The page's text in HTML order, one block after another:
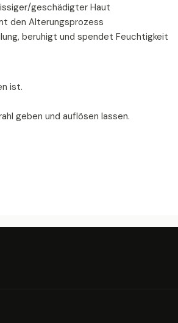
geschädigter Haut
den Alterungsprozess
beruhigt und spendet Feuchtigkeit
ist.
geben und auflösen lassen.